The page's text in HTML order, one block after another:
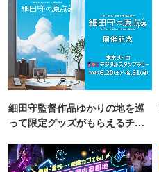
細田守監督作品ゆかりの地を巡
って限定グッズがもらえるチャ